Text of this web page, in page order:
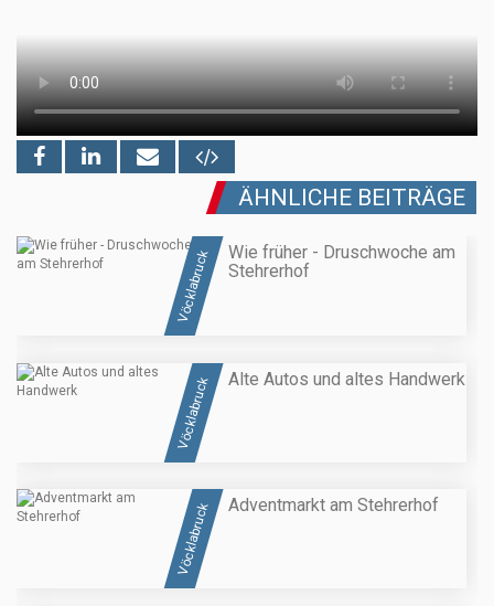
ÄHNLICHE BEITRÄGE
Vöcklabruck
Wie früher - Druschwoche am
Stehrerhof
Vöcklabruck Alte Autos und altes Handwerk
Vöcklabruck Adventmarkt am Stehrerhof